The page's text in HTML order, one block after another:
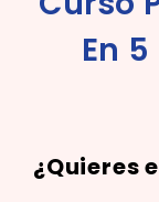
En
¿Quieres